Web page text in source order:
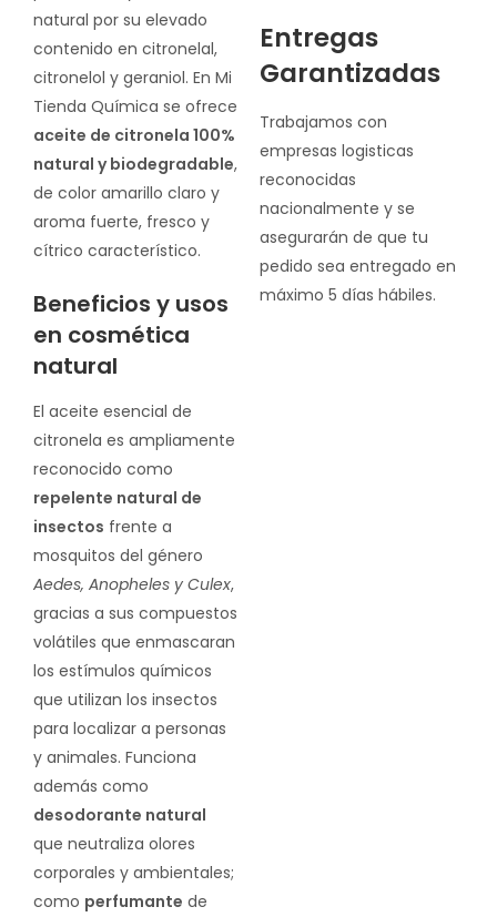
natural por su elevado
contenido en citronelal,
citronelol y geraniol. En Mi
Tienda Química se ofrece
aceite de citronela 100%
natural y biodegradable,
de color amarillo claro y
aroma fuerte, fresco y
cítrico característico.
Beneficios y usos
en cosmética
natural
El aceite esencial de
citronela es ampliamente
reconocido como
repelente natural de
insectos frente a
mosquitos del género
Aedes, Anopheles y Culex,
gracias a sus compuestos
volátiles que enmascaran
los estímulos químicos
que utilizan los insectos
para localizar a personas
y animales. Funciona
además como
desodorante natural
que neutraliza olores
corporales y ambientales;
como perfumante de
Entregas
Garantizadas
Trabajamos con
empresas logisticas
reconocidas
nacionalmente y se
asegurarán de que tu
pedido sea entregado en
máximo 5 días hábiles.